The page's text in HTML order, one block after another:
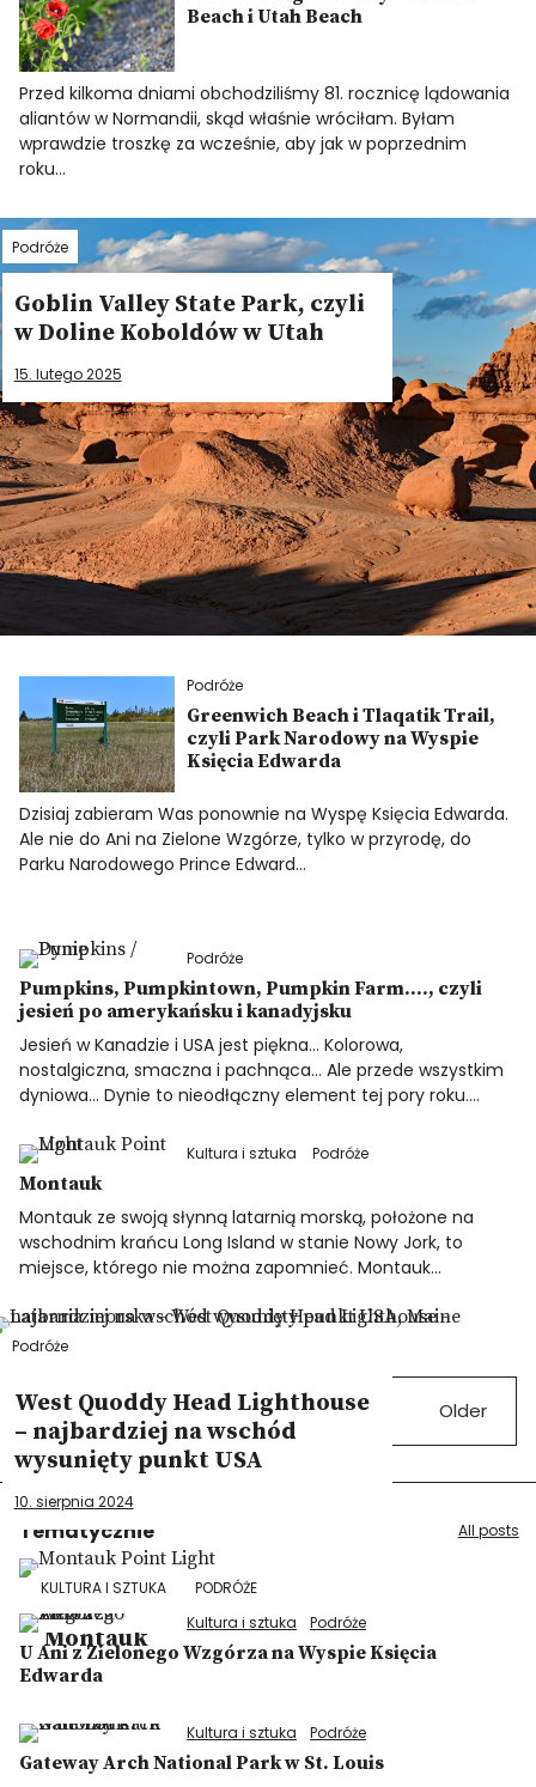
Beach i Utah Beach
Przed kilkoma dniami obchodziliśmy 81. rocznicę lądowania
aliantów w Normandii, skąd właśnie wróciłam. Byłam
wprawdzie troszkę za wcześnie, aby jak w poprzednim
roku…
Podróże
Goblin Valley State Park, czyli
w Doline Koboldów w Utah
15. lutego 2025
Podróże
Greenwich Beach i Tlaqatik Trail,
czyli Park Narodowy na Wyspie
Księcia Edwarda
Dzisiaj zabieram Was ponownie na Wyspę Księcia Edwarda.
Ale nie do Ani na Zielone Wzgórze, tylko w przyrodę, do
Parku Narodowego Prince Edward…
Podróże
Pumpkins, Pumpkintown, Pumpkin Farm…., czyli
jesień po amerykańsku i kanadyjsku
Jesień w Kanadzie i USA jest piękna… Kolorowa,
nostalgiczna, smaczna i pachnąca… Ale przede wszystkim
dyniowa… Dynie to nieodłączny element tej pory roku.…
Kultura i sztuka Podróże
Montauk
Montauk ze swoją słynną latarnią morską, położone na
wschodnim krańcu Long Island w stanie Nowy Jork, to
miejsce, którego nie można zapomnieć. Montauk…
Podróże
West Quoddy Head Lighthouse
– najbardziej na wschód
wysunięty punkt USA
10. sierpnia 2024
12 …92 Older
Tematycznie All posts
KULTURA I SZTUKA PODRÓŻE
Montauk
Kultura i sztuka Podróże
U Ani z Zielonego Wzgórza na Wyspie Księcia
Edwarda
Kultura i sztuka Podróże
Gateway Arch National Park w St. Louis